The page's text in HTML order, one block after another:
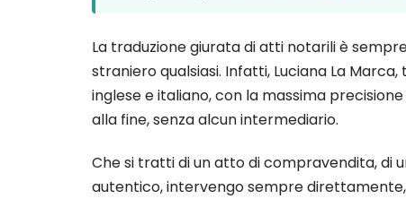
La traduzione giurata di atti notarili è
straniero qualsiasi. Infatti, Luciana La
inglese e italiano, con la massima
alla fine, senza alcun intermediario.
Che si tratti di un atto di compravendita, di
autentico, intervengo sempre